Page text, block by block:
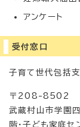
アンケート
受付窓口
子育て世代包括支
〒208-8502
武蔵村山市学園
階・子ども家庭セ